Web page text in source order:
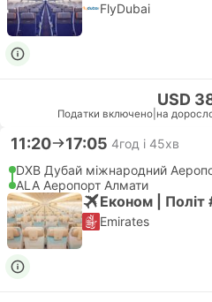
FlyDubai
USD
Податки включено на
11:20 17:05 4год і 45хв
DXB Дубай міжнародний
ALA Аеропорт Алмати
Економ | Політ
Emirates